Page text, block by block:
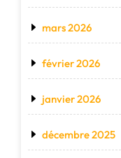
mars 2026
février 2026
janvier 2026
décembre 2025